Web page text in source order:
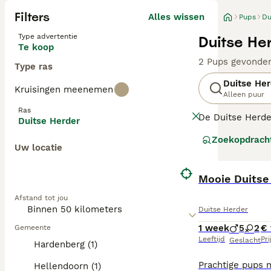
Filters Alles wissen
Type advertentie
Te koop
Type ras
Kruisingen meenemen
Ras
Duitse Herder
Uw locatie
Afstand tot jou
Gemeente
Hardenberg (1)
Hellendoorn (1)
Pups
Duitse
2 Pups
Duitse
Alleen puur
De Duitse
ras in vele
Lees onze
Mooie
Duitse Herder
1 week
Leeftijd
5 2
Geslacht
€